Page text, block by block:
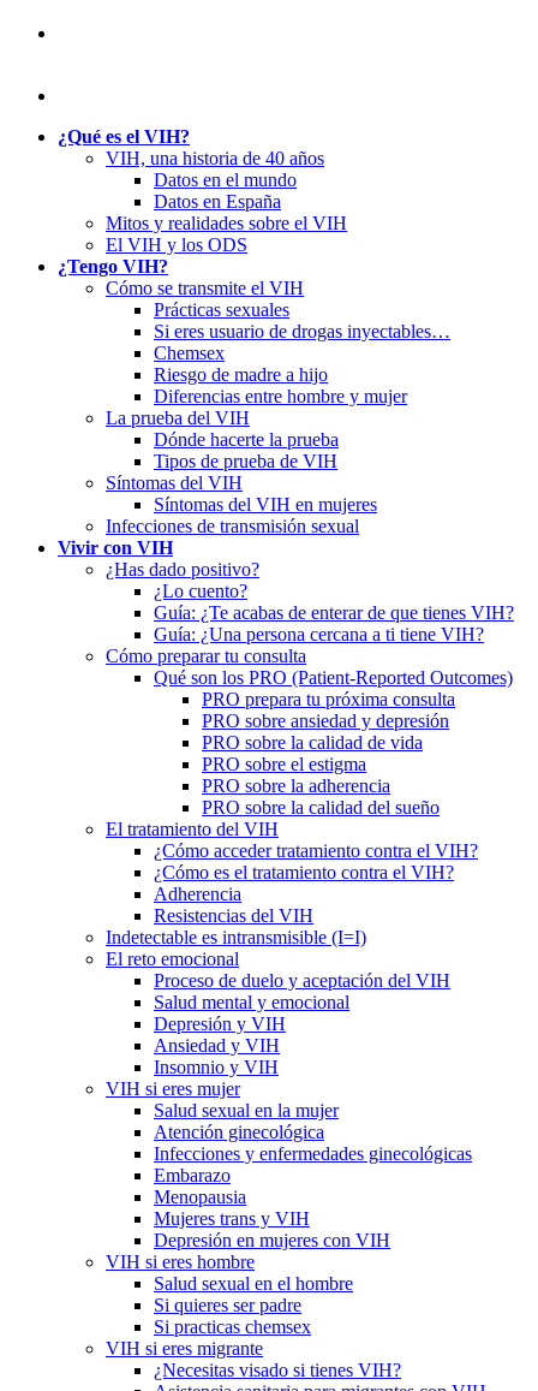
¿Qué es el VIH?
VIH, una historia de 40 años
Datos en el mundo
Datos en España
Mitos y realidades sobre el VIH
El VIH y los ODS
¿Tengo VIH?
Cómo se transmite el VIH
Prácticas sexuales
Si eres usuario de drogas inyectables…
Chemsex
Riesgo de madre a hijo
Diferencias entre hombre y mujer
La prueba del VIH
Dónde hacerte la prueba
Tipos de prueba de VIH
Síntomas del VIH
Síntomas del VIH en mujeres
Infecciones de transmisión sexual
Vivir con VIH
¿Has dado positivo?
¿Lo cuento?
Guía: ¿Te acabas de enterar de que tienes VIH?
Guía: ¿Una persona cercana a ti tiene VIH?
Cómo preparar tu consulta
Qué son los PRO (Patient-Reported Outcomes)
PRO prepara tu próxima consulta
PRO sobre ansiedad y depresión
PRO sobre la calidad de vida
PRO sobre el estigma
PRO sobre la adherencia
PRO sobre la calidad del sueño
El tratamiento del VIH
¿Cómo acceder tratamiento contra el VIH?
¿Cómo es el tratamiento contra el VIH?
Adherencia
Resistencias del VIH
Indetectable es intransmisible (I=I)
El reto emocional
Proceso de duelo y aceptación del VIH
Salud mental y emocional
Depresión y VIH
Ansiedad y VIH
Insomnio y VIH
VIH si eres mujer
Salud sexual en la mujer
Atención ginecológica
Infecciones y enfermedades ginecológicas
Embarazo
Menopausia
Mujeres trans y VIH
Depresión en mujeres con VIH
VIH si eres hombre
Salud sexual en el hombre
Si quieres ser padre
Si practicas chemsex
VIH si eres migrante
¿Necesitas visado si tienes VIH?